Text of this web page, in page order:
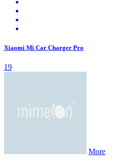
Xiaomi Mi Car Charger Pro
19
More